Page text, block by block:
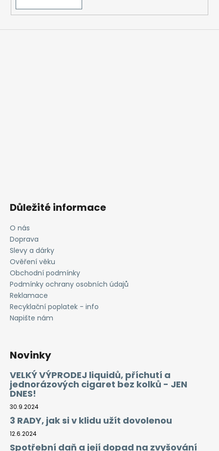
Důležité informace
O nás
Doprava
Slevy a dárky
Ověření věku
Obchodní podmínky
Podmínky ochrany osobních údajů
Reklamace
Recyklační poplatek - info
Napište nám
Novinky
VELKÝ VÝPRODEJ liquidů, příchutí a
jednorázových cigaret bez kolků - JEN
DNES!
30.9.2024
3 RADY, jak si v klidu užít dovolenou
12.6.2024
Spotřební daň a její dopad na zvyšování